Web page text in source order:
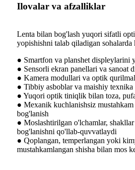
Ilovalar va afzalliklar
Lenta bilan bog'lash yuqori sifatli
yopishishni talab qiladigan
● Smartfon va planshet displeylarini
● Sensorli ekran panellari va sanoat
● Kamera modullari va optik
● Tibbiy asboblar va maishiy texnika
● Yuqori optik tiniqlik bilan toza,
● Mexanik kuchlanishsiz
bog'lanish
● Moslashtirilgan o'lchamlar,
bog'lanishni qo'llab-quvvatlaydi
● Qoplangan, temperlangan yoki
mustahkamlangan shisha bilan mos